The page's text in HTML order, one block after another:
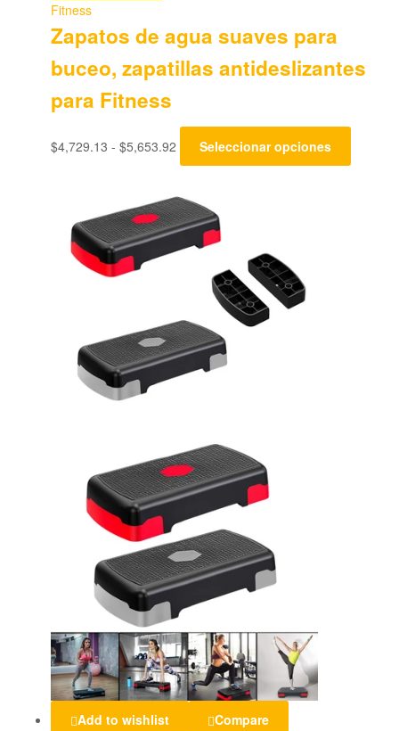
Fitness
Zapatos de agua suaves para
buceo, zapatillas antideslizantes
para Fitness
$4,729.13 - $5,653.92 Seleccionar opciones
Add to wishlist Compare